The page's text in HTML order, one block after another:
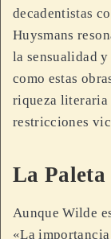
decadentistas
Huysmans
la sensualidad
como estas
riqueza literaria
restricciones
La
Aunque Wilde
«La